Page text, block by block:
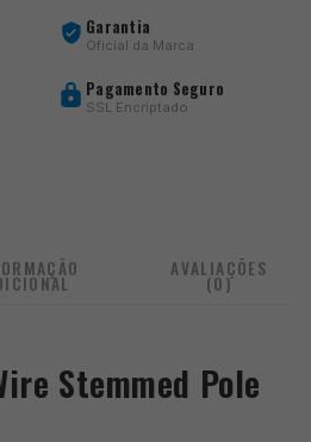
Garantia
Oficial da Marca
Pagamento Seguro
SSL Encriptado
AVALIAÇÕES
(0)
Stemmed Pole